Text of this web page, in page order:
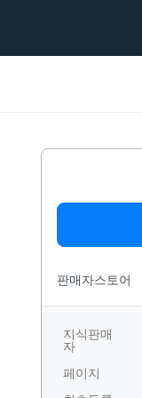
판매자스토어
지식판매
자
페이지